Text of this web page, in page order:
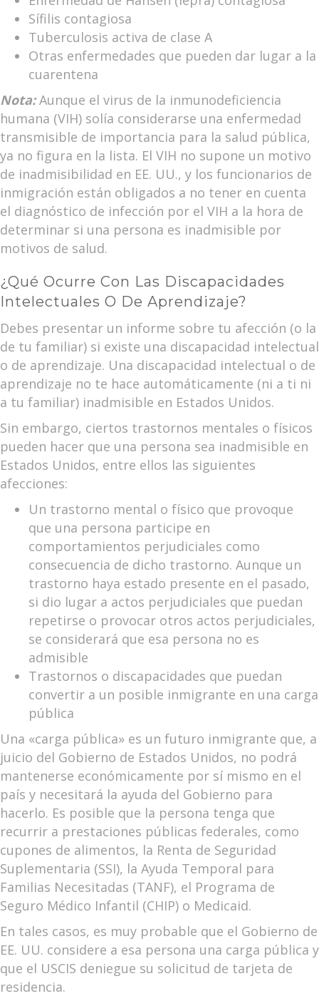
Sífilis contagiosa
Tuberculosis activa de clase A
Otras enfermedades que pueden dar lugar a la
cuarentena
Nota:Aunque el virus de la inmunodeficiencia
humana (VIH) solía considerarse una enfermedad
transmisible de importancia para la salud pública,
ya no figura en la lista. El VIH no supone un motivo
de inadmisibilidad en EE. UU., y los funcionarios de
inmigración están obligados a no tener en cuenta
el diagnóstico de infección por el VIH a la hora de
determinar si una persona es inadmisible por
motivos de salud.
¿Qué Ocurre Con Las Discapacidades
Intelectuales O De Aprendizaje?
Debes presentar un informe sobre tu afección (o la
de tu familiar) si existe una discapacidad intelectual
o de aprendizaje. Una discapacidad intelectual o de
aprendizaje no te hace automáticamente (ni a ti ni
a tu familiar) inadmisible en Estados Unidos.
Sin embargo, ciertos trastornos mentales o físicos
pueden hacer que una persona sea inadmisible en
Estados Unidos, entre ellos las siguientes
afecciones:
Un trastorno mental o físico que provoque
que una persona participe en
comportamientos perjudiciales como
consecuencia de dicho trastorno. Aunque un
trastorno haya estado presente en el pasado,
si dio lugar a actos perjudiciales que puedan
repetirse o provocar otros actos perjudiciales,
se considerará que esa persona no es
admisible
Trastornos o discapacidades que puedan
convertir a un posible inmigrante en una carga
pública
Una «carga pública» es un futuro inmigrante que, a
juicio del Gobierno de Estados Unidos, no podrá
mantenerse económicamente por sí mismo en el
país y necesitará la ayuda del Gobierno para
hacerlo. Es posible que la persona tenga que
recurrir a prestaciones públicas federales, como
cupones de alimentos, la Renta de Seguridad
Suplementaria (SSI), la Ayuda Temporal para
Familias Necesitadas (TANF), el Programa de
Seguro Médico Infantil (CHIP) o Medicaid.
En tales casos, es muy probable que el Gobierno de
EE. UU. considere a esa persona una carga pública y
que el USCIS deniegue su solicitud de tarjeta de
residencia.